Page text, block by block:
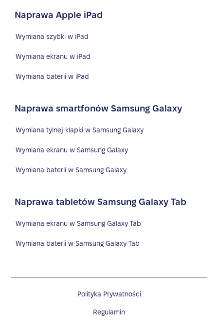
Naprawa Apple iPad
Wymiana szybki w iPad
Wymiana ekranu w iPad
Wymiana baterii w iPad
Naprawa smartfonów Samsung Galaxy
Wymiana tylnej klapki w Samsung Galaxy
Wymiana ekranu w Samsung Galaxy
Wymiana baterii w Samsung Galaxy
Naprawa tabletów Samsung Galaxy Tab
Wymiana ekranu w Samsung Galaxy Tab
Wymiana baterii w Samsung Galaxy Tab
Polityka Prywatności
Regulamin